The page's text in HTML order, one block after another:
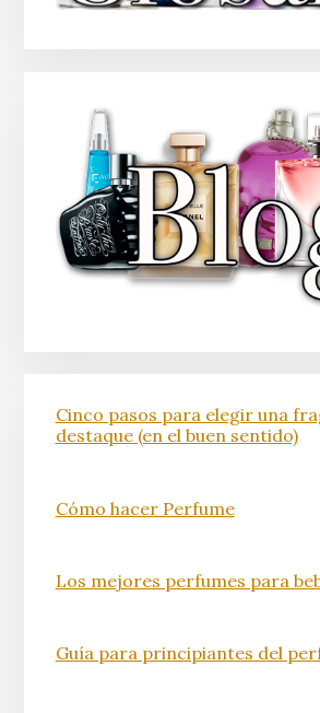
Cinco pasos para elegir una
destaque (en el buen sentido)
Cómo hacer Perfume
Los mejores perfumes para
Guía para principiantes del